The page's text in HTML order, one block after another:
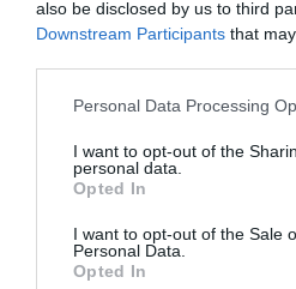
also be disclosed by us to third
Downstream Participants that
Please note that this website/app
not limited to your visit or usage
grant or deny consent to Google
use your data for below specified
consent section.
Personal Data Processing
I want to opt-out of the
personal data.
Opted In
I want to opt-out of the Sale
Personal Data.
Opted In